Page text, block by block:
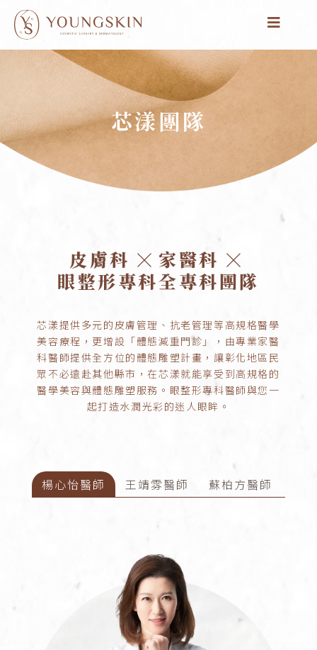
芯漾團隊
皮膚科
家醫科
眼整形專科全專科團隊
芯漾提供多元的皮膚管理、抗老管理等高規格醫學
美容療程，更增設「體態減重門診」，由專業家醫
科醫師提供全方位的體態雕塑計畫，讓彰化地區民
眾不必遠赴其他縣市，在芯漾就能享受到高規格的
醫學美容與體態雕塑服務。眼整形專科醫師與您一
起打造水潤光彩的迷人眼眸。
楊心怡醫師 王靖雰醫師 蘇柏方醫師